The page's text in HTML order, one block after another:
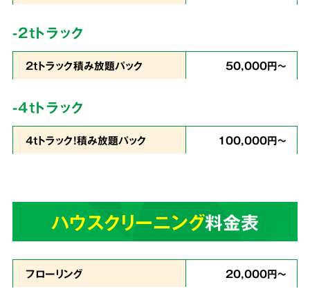
私たちは片づけで出たゴミの処分から、不用品
の買取りまでをワンストップで行っています。
業界最安値を目指したサービスでお客様満足度
4
あらゆる状況に
スピーディーに対応
-2tトラック
2tトラック積み放題パック 50,000円～
-4tトラック
4tトラック！積み放題パック 100,000円～
ハウスクリーニング料金表
フローリング 20,000円～